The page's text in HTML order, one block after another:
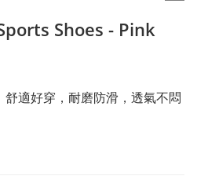
Shoes - Pink
適好穿，耐磨防滑，透氣不悶